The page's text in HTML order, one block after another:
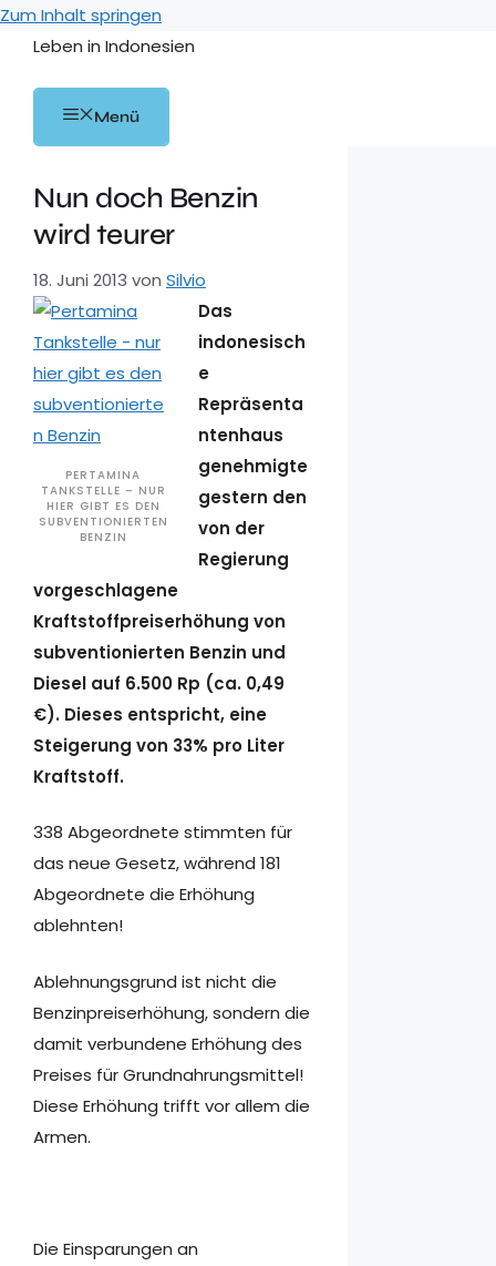
Zum Inhalt springen
Leben in Indonesien
Menü
Nun doch Benzin
wird teurer
18. Juni 2013 von Silvio
PERTAMINA
TANKSTELLE – NUR
HIER GIBT ES DEN
SUBVENTIONIERTEN
BENZIN
Das
indonesisch
e
Repräsenta
ntenhaus
genehmigte
gestern den
von der
Regierung
vorgeschlagene
Kraftstoffpreiserhöhung von
subventionierten Benzin und
Diesel auf 6.500 Rp (ca. 0,49
€). Dieses entspricht, eine
Steigerung von 33% pro Liter
Kraftstoff.
338 Abgeordnete stimmten für
das neue Gesetz, während 181
Abgeordnete die Erhöhung
ablehnten!
Ablehnungsgrund ist nicht die
Benzinpreiserhöhung, sondern die
damit verbundene Erhöhung des
Preises für Grundnahrungsmittel!
Diese Erhöhung trifft vor allem die
Armen.
Die Einsparungen an